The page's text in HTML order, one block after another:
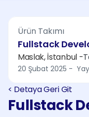
Giriş Yap
İşveren
Faturalandırma
Hizmetlerimiz
Kaynaklar
< Detaya Geri Git
Fullstack
Ürün Takımı
Fullstack
Maslak, İstanbul -
20 Şubat 2025 -